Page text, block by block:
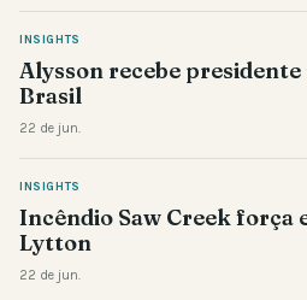
INSIGHTS
Alysson recebe
Brasil
22 de jun.
INSIGHTS
Incêndio Saw Creek força
Lytton
22 de jun.